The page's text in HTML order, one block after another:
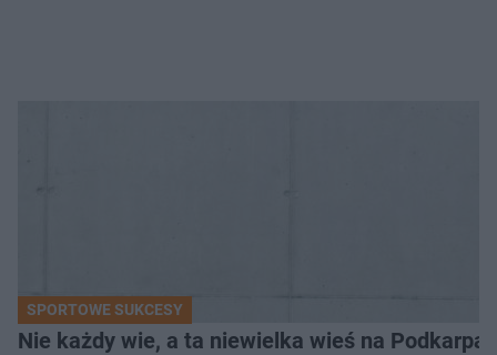
SPORTOWE SUKCESY
Nie każdy wie, a ta niewielka wieś na